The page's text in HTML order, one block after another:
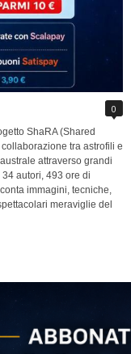
0
ShaRA (Shared
tra astrofili e
attraverso grandi
autori, 493 ore di
immagini, tecniche,
meraviglie del